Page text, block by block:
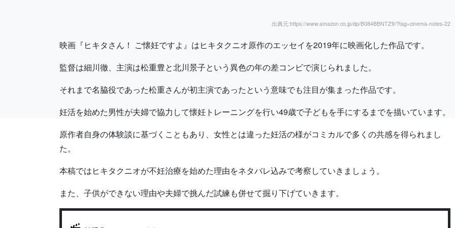
出典元:https://www.amazon.co.jp/dp/B084BBNTZ9/?tag=cinema-notes-22
映画『ヒキタさん！ ご懐妊ですよ』はヒキタクニオ原作のエッセイを2019年に映画化した作品です。
監督は細川徹、主演は松重豊と北川景子という異色の年の差コンビで演じられました。
それまで名脇役であった松重さんが初主演であったという意味でも注目が集まった作品です。
妊活を始めた男性が夫婦で協力して懐妊トレーニングを行い49歳で子どもを手にするまでを描いています。
原作者自身の体験談に基づくこともあり、女性とは違った妊活の様がコミカルで多くの共感を得られまし
た。
本稿ではヒキタクニオが不妊治療を始めた理由をネタバレ込みで考察していきましょう。
また、子供ができない理由や夫婦で挑んだ試練も併せて掘り下げていきます。